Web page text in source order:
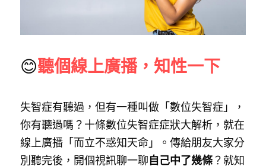
😊聽個線上廣播，知性一下
失智症有聽過，但有一種叫做「數位失智症」，
你有聽過嗎？十條數位失智症症狀大解析，就在
線上廣播「而立不惑知天命」。傳給朋友大家分
別聽完後，開個視訊聊一聊 自己中了幾條 ？就知